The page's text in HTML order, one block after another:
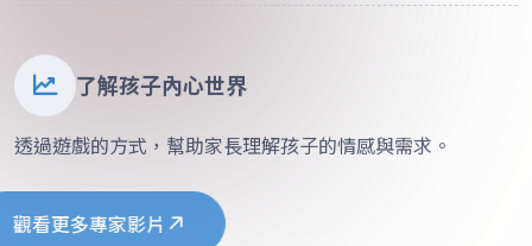
透過遊戲的方式，幫助家長理解孩子的情感與需求。
觀看更多專家影片